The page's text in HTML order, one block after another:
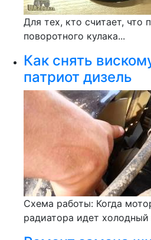
Для тех, кто считает, что
поворотного кулака...
Как снять
патриот дизель
Схема работы: Когда
радиатора идет холодный